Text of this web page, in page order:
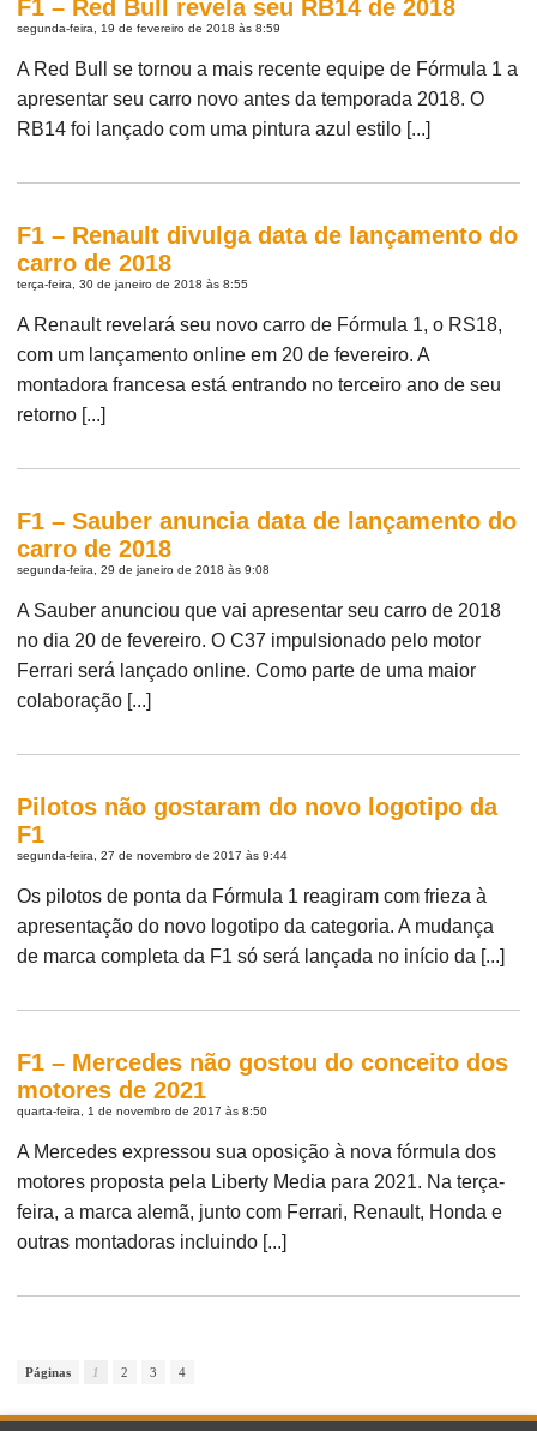
F1 – Red Bull revela seu RB14 de 2018
segunda-feira, 19 de fevereiro de 2018 às 8:59
A Red Bull se tornou a mais recente equipe de Fórmula 1 a
apresentar seu carro novo antes da temporada 2018. O
RB14 foi lançado com uma pintura azul estilo [...]
F1 – Renault divulga data de lançamento do
carro de 2018
terça-feira, 30 de janeiro de 2018 às 8:55
A Renault revelará seu novo carro de Fórmula 1, o RS18,
com um lançamento online em 20 de fevereiro. A
montadora francesa está entrando no terceiro ano de seu
retorno [...]
F1 – Sauber anuncia data de lançamento do
carro de 2018
segunda-feira, 29 de janeiro de 2018 às 9:08
A Sauber anunciou que vai apresentar seu carro de 2018
no dia 20 de fevereiro. O C37 impulsionado pelo motor
Ferrari será lançado online. Como parte de uma maior
colaboração [...]
Pilotos não gostaram do novo logotipo da
F1
segunda-feira, 27 de novembro de 2017 às 9:44
Os pilotos de ponta da Fórmula 1 reagiram com frieza à
apresentação do novo logotipo da categoria. A mudança
de marca completa da F1 só será lançada no início da [...]
F1 – Mercedes não gostou do conceito dos
motores de 2021
quarta-feira, 1 de novembro de 2017 às 8:50
A Mercedes expressou sua oposição à nova fórmula dos
motores proposta pela Liberty Media para 2021. Na terça-
feira, a marca alemã, junto com Ferrari, Renault, Honda e
outras montadoras incluindo [...]
Páginas 1 2 3 4